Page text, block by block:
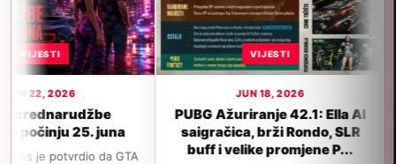
juna
da GTA
VIJESTI
PUBG Ažuriranje 42.1: Ella AI
saigračica, brži Rondo, SLR
buff i velike promjene P...
GTA 6
izlaska u